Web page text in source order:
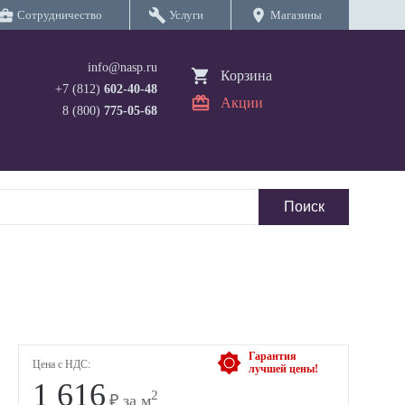
Сотрудничество build Услуги location_on Магазины
info@nasp.ru
+7 (812) 602-40-48
8 (800) 775-05-68
Корзина
Акции
Гарантия
лучшей цены!
Цена с НДС:
1 616 ₽ за м2